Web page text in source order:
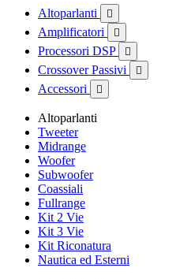
Altoparlanti 
Amplificatori 
Processori DSP 
Crossover Passivi 
Accessori 
Altoparlanti
Tweeter
Midrange
Woofer
Subwoofer
Coassiali
Fullrange
Kit 2 Vie
Kit 3 Vie
Kit Riconatura
Nautica ed Esterni